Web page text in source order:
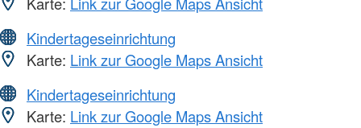
Kindertageseinrichtung
Karte: Link zur Google Maps Ansicht
Kindertageseinrichtung
Karte: Link zur Google Maps Ansicht